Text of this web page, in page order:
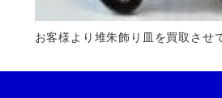
お客様より堆朱飾り皿を買取させ